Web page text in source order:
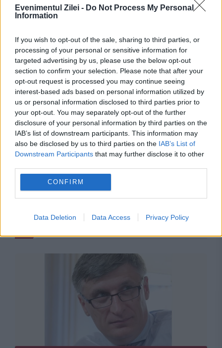
Evenimentul Zilei - Do Not Process My Personal
Information
If you wish to opt-out of the sale, sharing to third parties, or
processing of your personal or sensitive information for
targeted advertising by us, please use the below opt-out
section to confirm your selection. Please note that after your
opt-out request is processed you may continue seeing
interest-based ads based on personal information utilized by
us or personal information disclosed to third parties prior to
your opt-out. You may separately opt-out of the further
disclosure of your personal information by third parties on the
IAB’s list of downstream participants. This information may
also be disclosed by us to third parties on the IAB’s List of
Downstream Participants that may further disclose it to other
CONFIRM
Data Deletion Data Access Privacy Policy
ActiveWatch agresiune catalin tolontan
Recomandările noastre